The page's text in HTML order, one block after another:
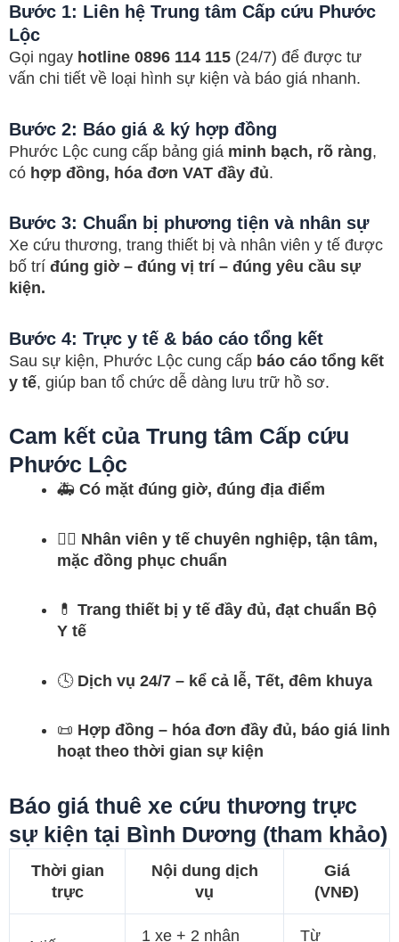
Bước 1: Liên hệ Trung tâm Cấp cứu Phước
Lộc
Gọi ngay hotline 0896 114 115 (24/7) để được tư
vấn chi tiết về loại hình sự kiện và báo giá nhanh.
Bước 2: Báo giá & ký hợp đồng
Phước Lộc cung cấp bảng giá minh bạch, rõ ràng,
có hợp đồng, hóa đơn VAT đầy đủ.
Bước 3: Chuẩn bị phương tiện và nhân sự
Xe cứu thương, trang thiết bị và nhân viên y tế được
bố trí đúng giờ – đúng vị trí – đúng yêu cầu sự
kiện.
Bước 4: Trực y tế & báo cáo tổng kết
Sau sự kiện, Phước Lộc cung cấp báo cáo tổng kết
y tế, giúp ban tổ chức dễ dàng lưu trữ hồ sơ.
Cam kết của Trung tâm Cấp cứu
Phước Lộc
🚑 Có mặt đúng giờ, đúng địa điểm
👨‍⚕️ Nhân viên y tế chuyên nghiệp, tận tâm,
mặc đồng phục chuẩn
💊 Trang thiết bị y tế đầy đủ, đạt chuẩn Bộ
Y tế
🕓 Dịch vụ 24/7 – kể cả lễ, Tết, đêm khuya
📜 Hợp đồng – hóa đơn đầy đủ, báo giá linh
hoạt theo thời gian sự kiện
Báo giá thuê xe cứu thương trực
sự kiện tại Bình Dương (tham khảo)
Thời gian
trực
Nội dung dịch
vụ
Giá
(VNĐ)
1 xe + 2 nhân
Từ